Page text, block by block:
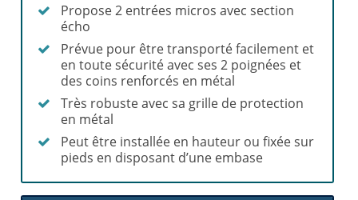
Propose 2 entrées micros avec section
écho
Prévue pour être transporté facilement et
en toute sécurité avec ses 2 poignées et
des coins renforcés en métal
Très robuste avec sa grille de protection
en métal
Peut être installée en hauteur ou fixée sur
pieds en disposant d’une embase